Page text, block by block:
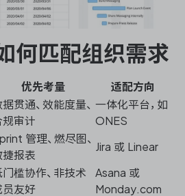
何匹配组织需求
优先考量
适配方向
据贯通、效能度量、
规审计
一体化平台，如
ONES
管理、燃尽图、
捷报表
Jira 或 Linear
门槛协作、非技术
员友好
Asana 或
Monday.com